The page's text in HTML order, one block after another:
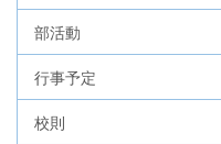
部活動
行事予定
校則